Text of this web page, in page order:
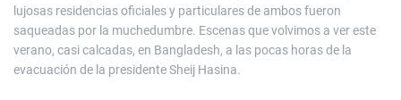
lujosas residencias oficiales y particulares de ambos fueron
saqueadas por la muchedumbre. Escenas que volvimos a ver este
verano, casi calcadas, en Bangladesh, a las pocas horas de la
evacuación de la presidente Sheij Hasina.